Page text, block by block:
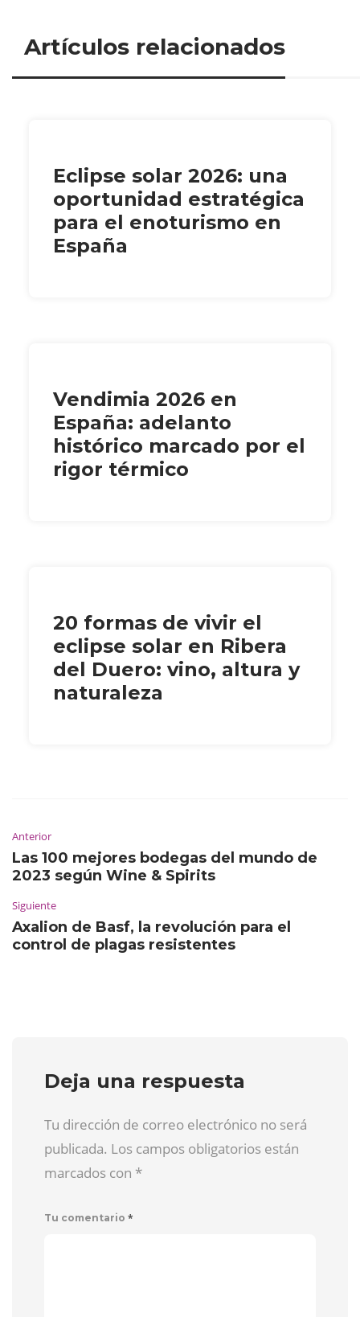
Artículos relacionados
Eclipse solar 2026: una
oportunidad estratégica
para el enoturismo en
España
Vendimia 2026 en
España: adelanto
histórico marcado por el
rigor térmico
20 formas de vivir el
eclipse solar en Ribera
del Duero: vino, altura y
naturaleza
Anterior
Las 100 mejores bodegas del mundo de
2023 según Wine & Spirits
Siguiente
Axalion de Basf, la revolución para el
control de plagas resistentes
Deja una respuesta
Tu dirección de correo electrónico no será
publicada. Los campos obligatorios están
marcados con *
Tu comentario *